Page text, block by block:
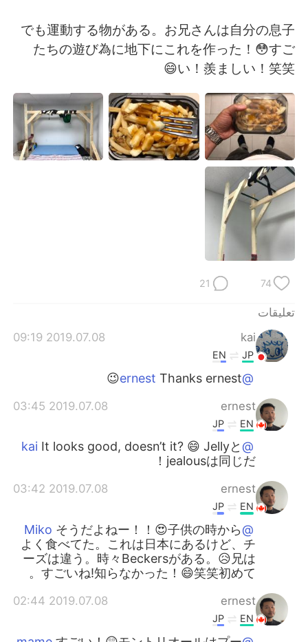
Português
でも運動する物がある。お兄さんは自分の息子
たちの遊び為に地下にこれを作った！😳すご
い！羨ましい！笑笑😄
74
21
تعليقات
kai
2019.07.08 09:19
JP
EN
@ernest
Thanks ernest😉
ernest
2019.07.08 03:45
EN
JP
@kai
It looks good, doesn’t it? 😄 Jellyと
jealousは同じだ！
ernest
2019.07.08 03:42
EN
JP
@Miko
そうだよねー！！😍子供の時から
よく食べてた。これは日本にあるけど、チ
ーズは違う。時々Beckersがある。😥兄は
すごいね!知らなかった！😄笑笑初めて。
ernest
2019.07.08 02:44
EN
JP